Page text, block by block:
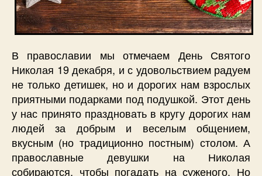
В православии мы отмечаем День Святого
Николая 19 декабря, и с удовольствием радуем
не только детишек, но и дорогих нам взрослых
приятными подарками под подушкой. Этот день
у нас принято праздновать в кругу дорогих нам
людей за добрым и веселым общением,
вкусным (но традиционно постным) столом. А
православные девушки на Николая
собираются, чтобы погадать на суженого. Но